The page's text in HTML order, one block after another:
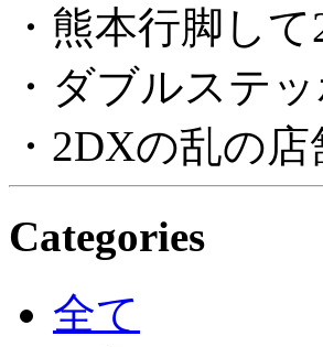
・熊本行脚し
・ダブルステ
・2DXの乱の
Categories
全て